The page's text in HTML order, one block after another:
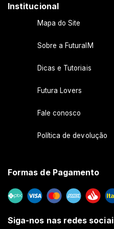
Institucional
Mapa do Site
Sobre a FuturaIM
Dicas e Tutoriais
Futura Lovers
Fale conosco
Política de devolução
Formas de Pagamento
Siga-nos nas redes